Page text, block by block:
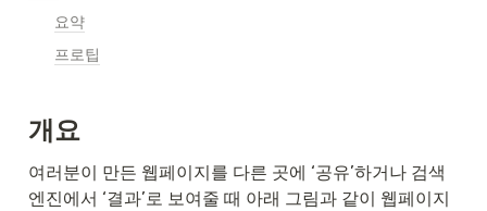
요약
프로팁
개요
여러분이 만든 웹페이지를 다른 곳에 ‘공유’하거나 검색
엔진에서 ‘결과’로 보여줄 때 아래 그림과 같이 웹페이지